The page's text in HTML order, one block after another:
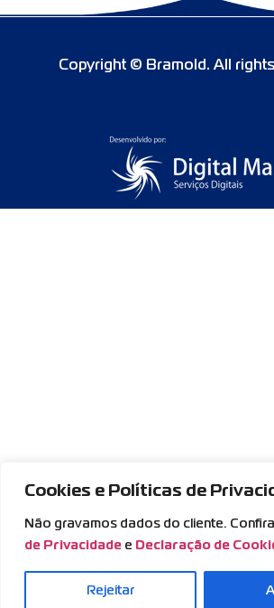
Cookies e Políticas de
Não gravamos dados do cliente.
de Privacidade e Declaração de
Rejeitar
Copyright © Bramold. All